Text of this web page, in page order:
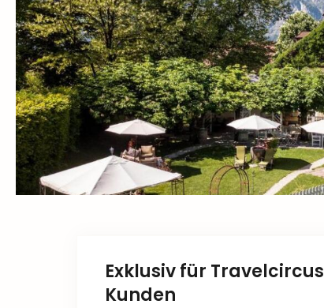
Exklusiv für Travelcircus
Kunden